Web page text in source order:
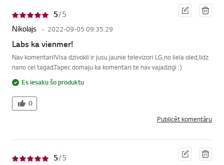
5/ 5
Nikolajs
2022-09-05 09:35:29
Labs ka vienmer!
Nav komentari!Visa dzivokli ir jusu jaunie televizori LG,no liela oled,lidz
nano cel tagad.Tapec domaju ka komentari te nav vajadzigi :)
Es iesaku šo produktu
Red
iģēt
Dzē
st
0
Publicēt komentāru
5/ 5
Red
iģēt
Dzē
st